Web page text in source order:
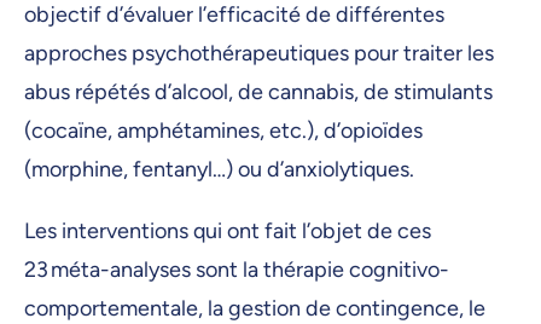
objectif d’évaluer l’efficacité de différentes
approches psychothérapeutiques pour traiter les
abus répétés d’alcool, de cannabis, de stimulants
(cocaïne, amphétamines, etc.), d’opioïdes
(morphine, fentanyl…) ou d’anxiolytiques.
Les interventions qui ont fait l’objet de ces
23 méta-analyses sont la thérapie cognitivo-
comportementale, la gestion de contingence, le